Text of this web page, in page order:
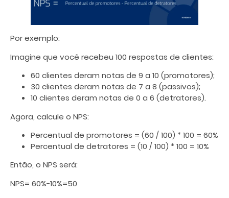
Por exemplo:
Imagine que você recebeu 100 respostas de clientes:
60 clientes deram notas de 9 a 10 (promotores);
30 clientes deram notas de 7 a 8 (passivos);
10 clientes deram notas de 0 a 6 (detratores).
Agora, calcule o NPS:
Percentual de promotores = (60 / 100) * 100 = 60%
Percentual de detratores = (10 / 100) * 100 = 10%
Então, o NPS será:
NPS= 60%−10%=50